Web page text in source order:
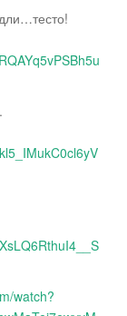
watch?